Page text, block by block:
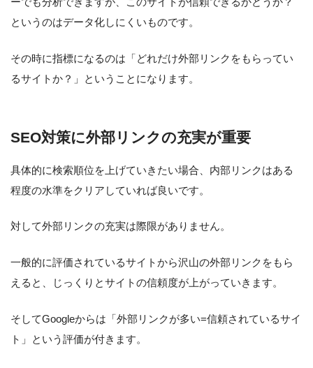
というのはデータ化しにくいものです。
その時に指標になるのは「どれだけ外部リンクをもらってい
るサイトか？」ということになります。
SEO対策に外部リンクの充実が重要
具体的に検索順位を上げていきたい場合、内部リンクはある
程度の水準をクリアしていれば良いです。
対して外部リンクの充実は際限がありません。
一般的に評価されているサイトから沢山の外部リンクをもら
えると、じっくりとサイトの信頼度が上がっていきます。
そしてGoogleからは「外部リンクが多い=信頼されているサイ
ト」という評価が付きます。